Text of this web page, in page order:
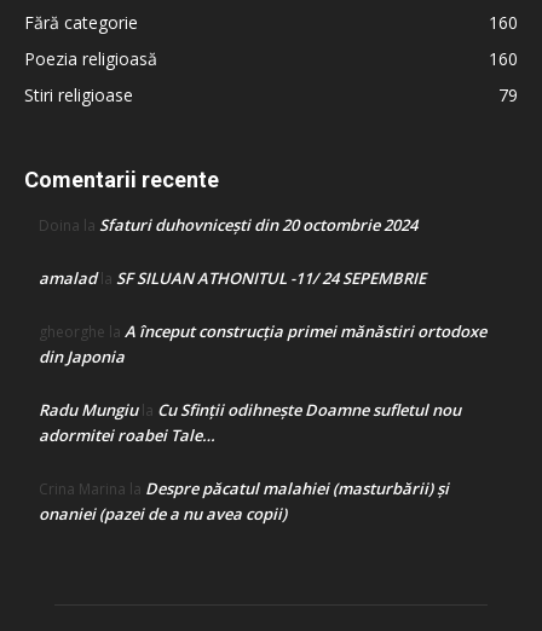
Fără categorie
160
Poezia religioasă
160
Stiri religioase
79
Comentarii recente
Doina la Sfaturi duhovnicești din 20 octombrie 2024
amaladla SF SILUAN ATHONITUL -11/ 24 SEPEMBRIE
gheorghe la A început construcţia primei mănăstiri ortodoxe
din Japonia
Radu Mungiula Cu Sfinții odihnește Doamne sufletul nou
adormitei roabei Tale…
Crina Marina la Despre păcatul malahiei (masturbării) şi
onaniei (pazei de a nu avea copii)